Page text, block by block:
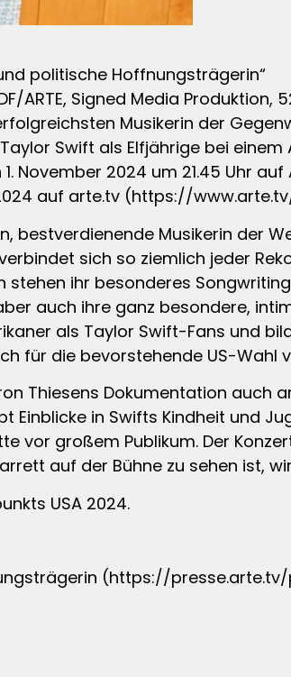
politische Hoffnungsträgerin“
Signed Media Produktion,
Musikerin der
Swift als Elfjährige bei
November 2024 um 21.45 Uhr
auf arte.tv (https://
bestverdienende Musikerin der
sich so ziemlich jeder
ihr besonderes
auch ihre ganz besondere,
als Taylor Swift-Fans und
für die bevorstehende US-Wahl
Thiesens Dokumentation auch
Einblicke in Swifts Kindheit und
vor großem Publikum. Der
auf der Bühne zu sehen ist,
USA 2024.
(https://